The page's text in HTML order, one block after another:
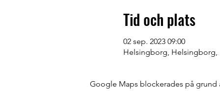
Tid och plats
02 sep. 2023 09:00
Helsingborg, Helsingborg,
Google Maps blockerades på